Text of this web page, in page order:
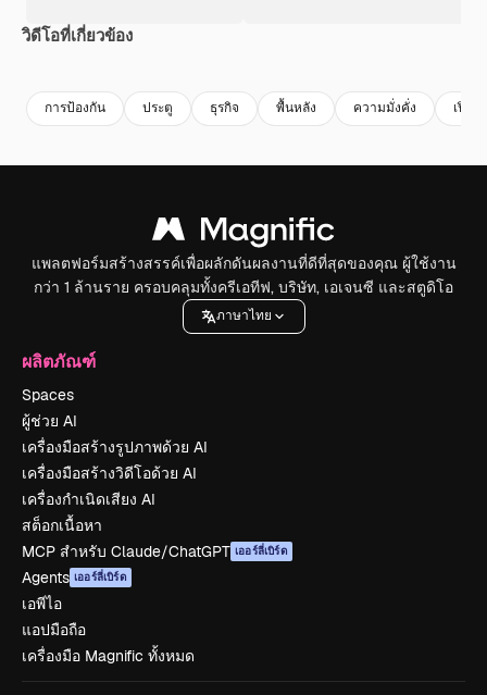
วิดีโอที่เกี่ยวข้อง
การป้องกัน ประตู ธุรกิจ พื้นหลัง ความมั่งคั่ง เปิด
แพลตฟอร์มสร้างสรรค์เพื่อผลักดันผลงานที่ดีที่สุดของคุณ ผู้ใช้งาน
กว่า 1 ล้านราย ครอบคลุมทั้งครีเอทีฟ, บริษัท, เอเจนซี และสตูดิโอ
ภาษาไทย
ผลิตภัณฑ์
Spaces
ผู้ช่วย AI
เครื่องมือสร้างรูปภาพด้วย AI
เครื่องมือสร้างวิดีโอด้วย AI
เครื่องกำเนิดเสียง AI
สต็อกเนื้อหา
MCP สำหรับ Claude/ChatGPT เออร์ลี่เบิร์ด
Agents เออร์ลี่เบิร์ด
เอพีไอ
แอปมือถือ
เครื่องมือ Magnific ทั้งหมด